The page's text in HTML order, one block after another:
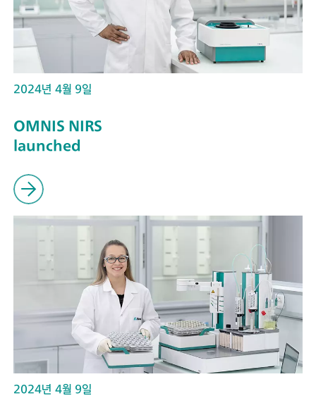
2024년 4월 9일
OMNIS NIRS
launched
2024년 4월 9일